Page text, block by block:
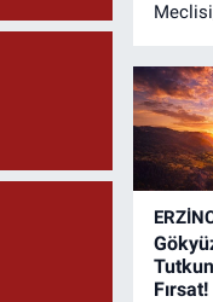
Meclis
karara
Fırsat!